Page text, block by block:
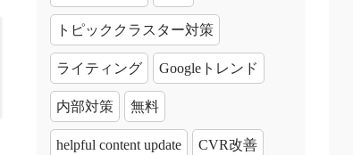
トピッククラスター対策
ライティング Googleトレンド
内部対策 無料
helpful content update CVR改善